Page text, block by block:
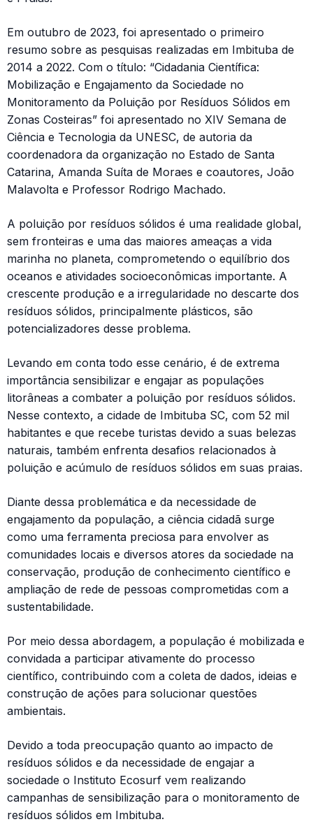
Em outubro de 2023, foi apresentado o primeiro
resumo sobre as pesquisas realizadas em Imbituba de
2014 a 2022. Com o título: “Cidadania Científica:
Mobilização e Engajamento da Sociedade no
Monitoramento da Poluição por Resíduos Sólidos em
Zonas Costeiras” foi apresentado no XIV Semana de
Ciência e Tecnologia da UNESC, de autoria da
coordenadora da organização no Estado de Santa
Catarina, Amanda Suíta de Moraes e coautores, João
Malavolta e Professor Rodrigo Machado.
A poluição por resíduos sólidos é uma realidade global,
sem fronteiras e uma das maiores ameaças a vida
marinha no planeta, comprometendo o equilíbrio dos
oceanos e atividades socioeconômicas importante. A
crescente produção e a irregularidade no descarte dos
resíduos sólidos, principalmente plásticos, são
potencializadores desse problema.
Levando em conta todo esse cenário, é de extrema
importância sensibilizar e engajar as populações
litorâneas a combater a poluição por resíduos sólidos.
Nesse contexto, a cidade de Imbituba SC, com 52 mil
habitantes e que recebe turistas devido a suas belezas
naturais, também enfrenta desafios relacionados à
poluição e acúmulo de resíduos sólidos em suas praias.
Diante dessa problemática e da necessidade de
engajamento da população, a ciência cidadã surge
como uma ferramenta preciosa para envolver as
comunidades locais e diversos atores da sociedade na
conservação, produção de conhecimento científico e
ampliação de rede de pessoas comprometidas com a
sustentabilidade.
Por meio dessa abordagem, a população é mobilizada e
convidada a participar ativamente do processo
científico, contribuindo com a coleta de dados, ideias e
construção de ações para solucionar questões
ambientais.
Devido a toda preocupação quanto ao impacto de
resíduos sólidos e da necessidade de engajar a
sociedade o Instituto Ecosurf vem realizando
campanhas de sensibilização para o monitoramento de
resíduos sólidos em Imbituba.